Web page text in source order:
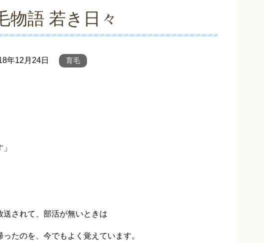
物語 若き日々
年12月24日 育毛
」
されて、部活が無いときは
たのを、今でもよく覚えています。